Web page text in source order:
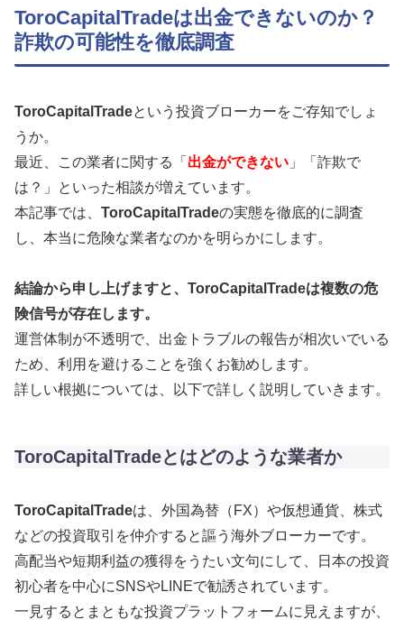
ToroCapitalTradeは出金できないのか？
詐欺の可能性を徹底調査
ToroCapitalTradeという投資ブローカーをご存知でしょ
うか。
最近、この業者に関する「 出金ができない 」「詐欺で
は？」といった相談が増えています。
本記事では、 ToroCapitalTradeの実態を徹底的に調査
し、本当に危険な業者なのかを明らかにします。
結論から申し上げますと、ToroCapitalTradeは複数の危
険信号が存在します。
運営体制が不透明で、出金トラブルの報告が相次いでいる
ため、利用を避けることを強くお勧めします。
詳しい根拠については、以下で詳しく説明していきます。
ToroCapitalTradeとはどのような業者か
ToroCapitalTradeは、外国為替（FX）や仮想通貨、株式
などの投資取引を仲介すると謳う海外ブローカーです。
高配当や短期利益の獲得をうたい文句にして、日本の投資
初心者を中心にSNSやLINEで勧誘されています。
一見するとまともな投資プラットフォームに見えますが、